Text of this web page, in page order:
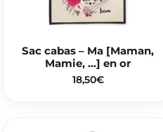
Sac cabas – Ma [Maman,
Mamie, …] en or
18,50€